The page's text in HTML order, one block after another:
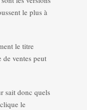
le plus à
le titre
de ventes peut
sait donc quels
le